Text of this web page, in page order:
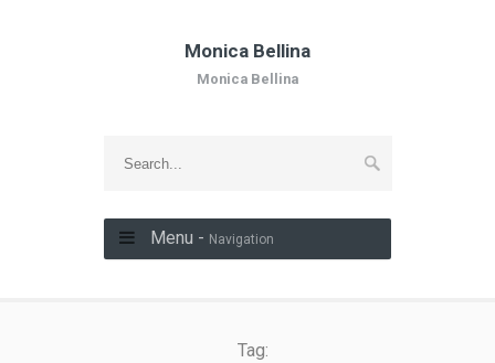
Monica Bellina
Monica Bellina
Menu - Navigation
Tag: